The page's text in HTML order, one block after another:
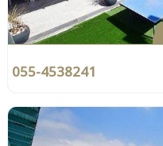
055-4538241